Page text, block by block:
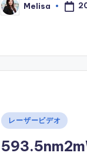
Posted
by
Melisa
Posted
レーザービデオ